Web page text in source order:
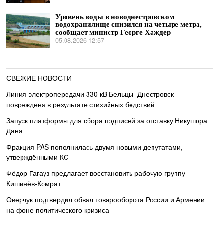
Уровень воды в новоднестровском
водохранилище снизился на четыре метра,
сообщает министр Георге Хаждер
05.08.2026 12:57
СВЕЖИЕ НОВОСТИ
Линия электропередачи 330 кВ Бельцы–Днестровск
повреждена в результате стихийных бедствий
Запуск платформы для сбора подписей за отставку Никушора
Дана
Фракция PAS пополнилась двумя новыми депутатами,
утверждёнными КС
Фёдор Гагауз предлагает восстановить рабочую группу
Кишинёв-Комрат
Оверчук подтвердил обвал товарооборота России и Армении
на фоне политического кризиса